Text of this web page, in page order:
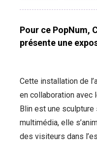
Pour ce PopNum,
présente une
Cette installation de
en collaboration avec
Blin est une
multimédia, elle
des visiteurs dans